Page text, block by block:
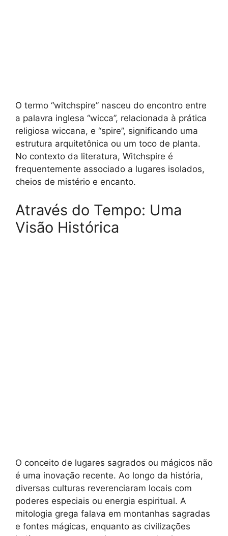
O termo “witchspire” nasceu do encontro entre
a palavra inglesa “wicca”, relacionada à prática
religiosa wiccana, e “spire”, significando uma
estrutura arquitetônica ou um toco de planta.
No contexto da literatura, Witchspire é
frequentemente associado a lugares isolados,
cheios de mistério e encanto.
Através do Tempo: Uma
Visão Histórica
O conceito de lugares sagrados ou mágicos não
é uma inovação recente. Ao longo da história,
diversas culturas reverenciaram locais com
poderes especiais ou energia espiritual. A
mitologia grega falava em montanhas sagradas
e fontes mágicas, enquanto as civilizações